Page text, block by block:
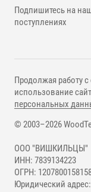
Подпишитесь на
поступлениях
© 2003–2026
ООО "ВИШКИЛЬЦЫ"
ИНН: 7839134223
ОГРН:
Юридический адрес:
Продолжая работу
использование
персональных